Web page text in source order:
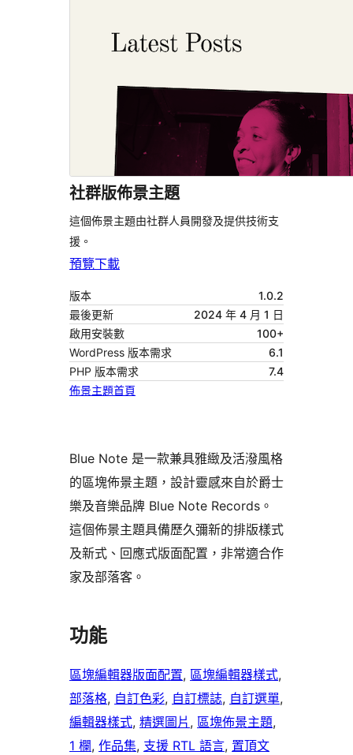
社群版佈景主題
這個佈景主題由社群人員開發及提供技術支
援。
預覽下載
版本
1.0.2
最後更新
2024 年 4 月 1 日
啟用安裝數
100+
WordPress 版本需求
6.1
PHP 版本需求
7.4
佈景主題首頁
Blue Note 是一款兼具雅緻及活潑風格
的區塊佈景主題，設計靈感來自於爵士
樂及音樂品牌 Blue Note Records。
這個佈景主題具備歷久彌新的排版樣式
及新式、回應式版面配置，非常適合作
家及部落客。
功能
區塊編輯器版面配置, 區塊編輯器樣式
部落格, 自訂色彩, 自訂標誌, 自訂選單
編輯器樣式, 精選圖片 , 區塊佈景主題
1 欄, 作品集, 支援 RTL 語言, 置頂文